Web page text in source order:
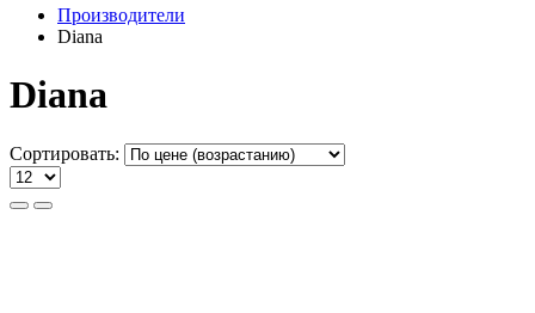
Производители
Diana
Diana
Сортировать: